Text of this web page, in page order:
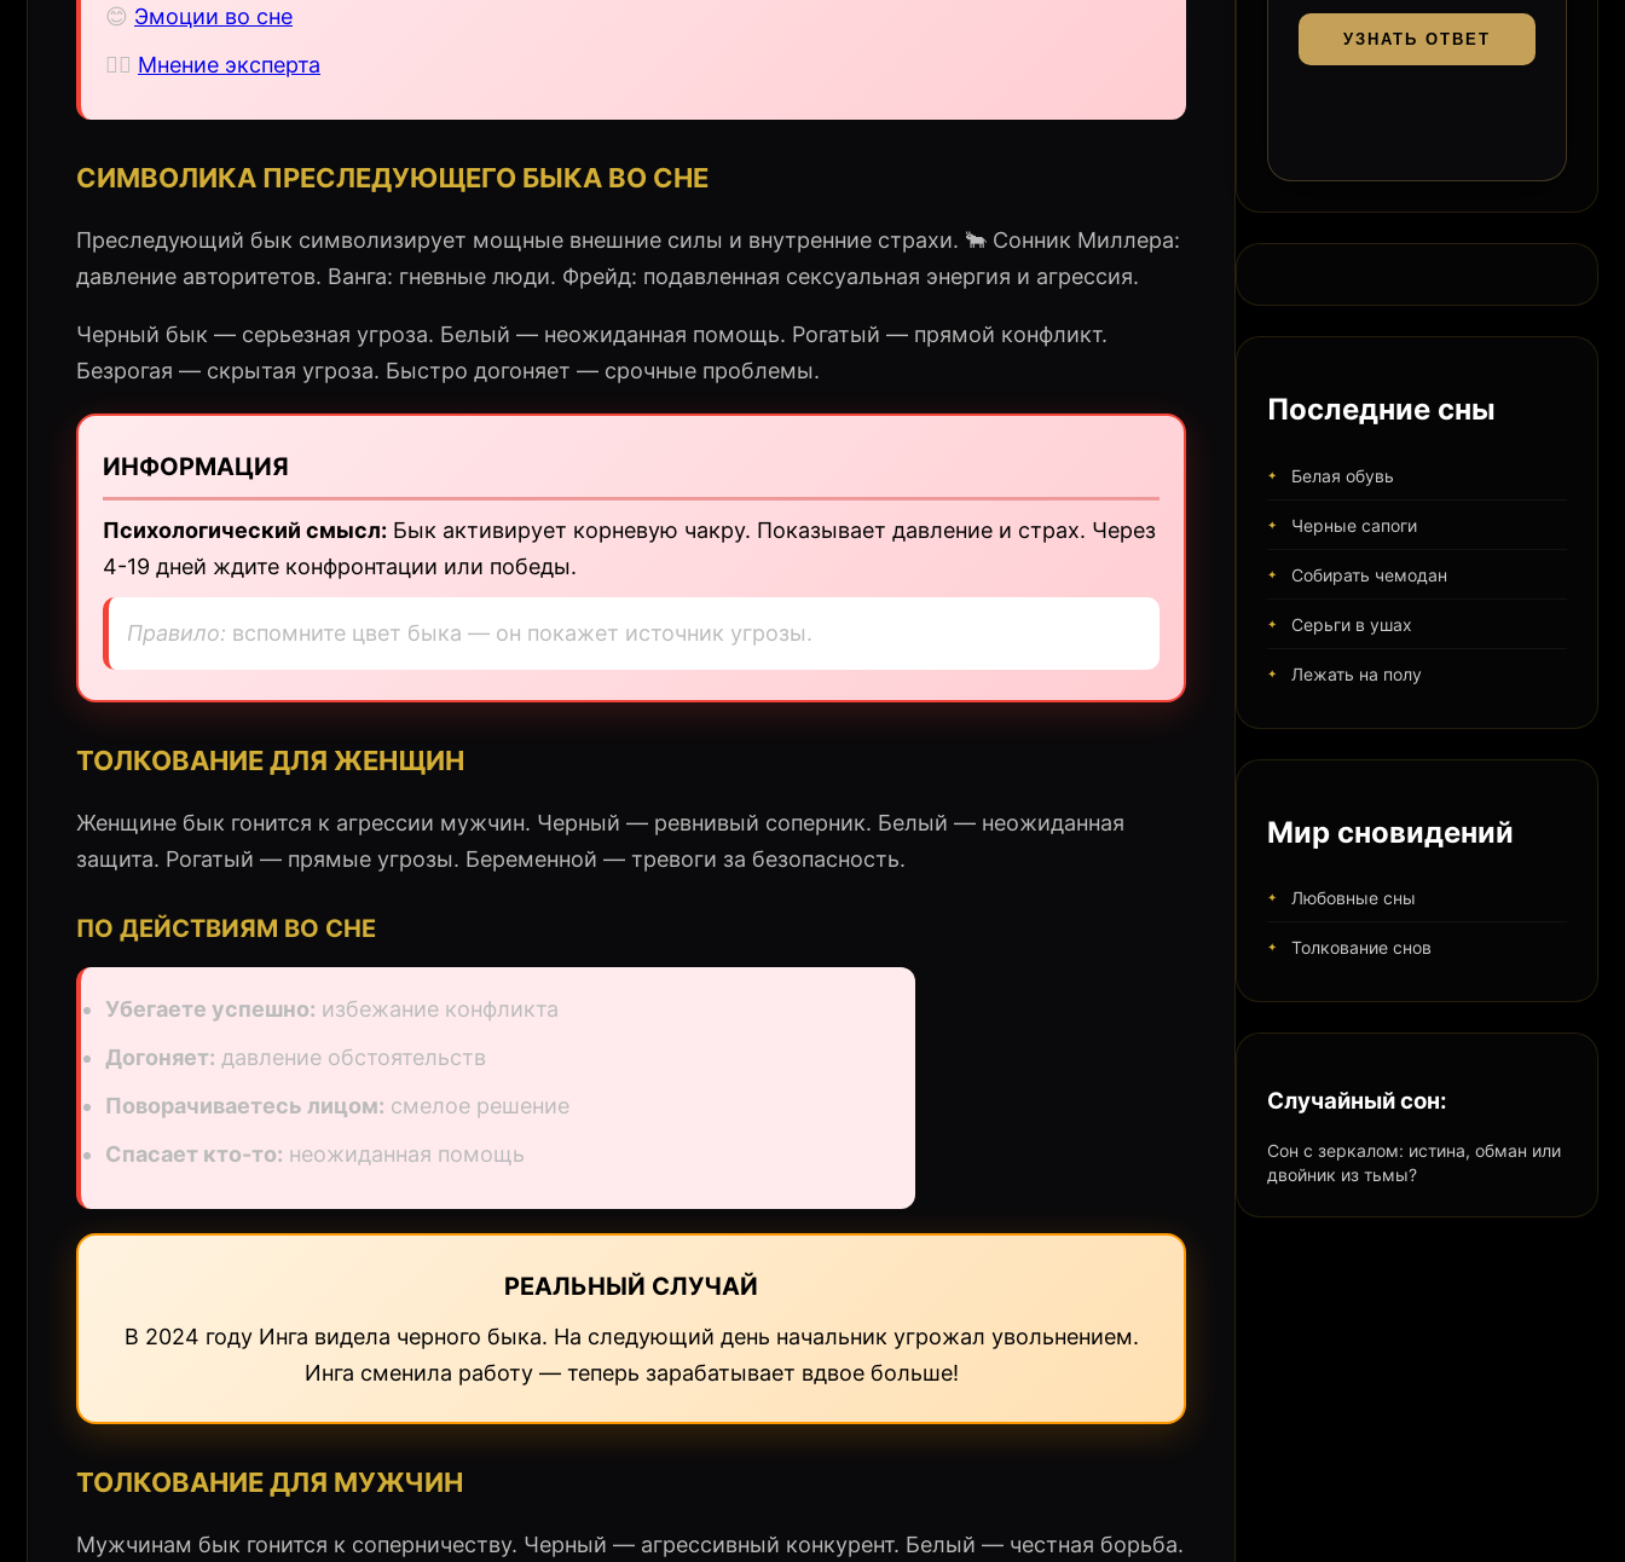
😊 Эмоции во сне
🧙‍♀️ Мнение эксперта
СИМВОЛИКА ПРЕСЛЕДУЮЩЕГО БЫКА ВО СНЕ
Преследующий бык символизирует мощные внешние силы и внутренние страхи. 🐂 Сонник Миллера:
давление авторитетов. Ванга: гневные люди. Фрейд: подавленная сексуальная энергия и агрессия.
Черный бык — серьезная угроза. Белый — неожиданная помощь. Рогатый — прямой конфликт.
Безрогая — скрытая угроза. Быстро догоняет — срочные проблемы.
ИНФОРМАЦИЯ
Психологический смысл: Бык активирует корневую чакру. Показывает давление и страх. Через
4-19 дней ждите конфронтации или победы.
Правило: вспомните цвет быка — он покажет источник угрозы.
ТОЛКОВАНИЕ ДЛЯ ЖЕНЩИН
Женщине бык гонится к агрессии мужчин. Черный — ревнивый соперник. Белый — неожиданная
защита. Рогатый — прямые угрозы. Беременной — тревоги за безопасность.
ПО ДЕЙСТВИЯМ ВО СНЕ
Убегаете успешно: избежание конфликта
Догоняет: давление обстоятельств
Поворачиваетесь лицом: смелое решение
Спасает кто-то: неожиданная помощь
РЕАЛЬНЫЙ СЛУЧАЙ
В 2024 году Инга видела черного быка. На следующий день начальник угрожал увольнением.
Инга сменила работу — теперь зарабатывает вдвое больше!
ТОЛКОВАНИЕ ДЛЯ МУЖЧИН
Мужчинам бык гонится к соперничеству. Черный — агрессивный конкурент. Белый — честная борьба.
УЗНАТЬ ОТВЕТ
Последние сны
Белая обувь
Черные сапоги
Собирать чемодан
Серьги в ушах
Лежать на полу
Мир сновидений
Любовные сны
Толкование снов
Случайный сон:
Сон с зеркалом: истина, обман или
двойник из тьмы?